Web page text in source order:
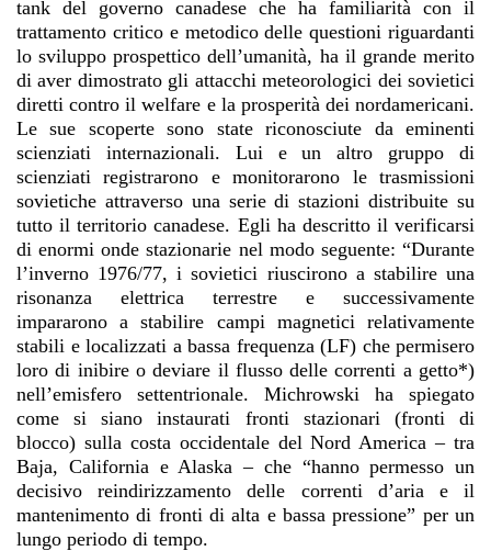
tank del governo canadese che ha familiarità con il
trattamento critico e metodico delle questioni riguardanti
lo sviluppo prospettico dell’umanità, ha il grande merito
di aver dimostrato gli attacchi meteorologici dei sovietici
diretti contro il welfare e la prosperità dei nordamericani.
Le sue scoperte sono state riconosciute da eminenti
scienziati internazionali. Lui e un altro gruppo di
scienziati registrarono e monitorarono le trasmissioni
sovietiche attraverso una serie di stazioni distribuite su
tutto il territorio canadese. Egli ha descritto il verificarsi
di enormi onde stazionarie nel modo seguente: “Durante
l’inverno 1976/77, i sovietici riuscirono a stabilire una
risonanza elettrica terrestre e successivamente
impararono a stabilire campi magnetici relativamente
stabili e localizzati a bassa frequenza (LF) che permisero
loro di inibire o deviare il flusso delle correnti a getto*)
nell’emisfero settentrionale. Michrowski ha spiegato
come si siano instaurati fronti stazionari (fronti di
blocco) sulla costa occidentale del Nord America – tra
Baja, California e Alaska – che “hanno permesso un
decisivo reindirizzamento delle correnti d’aria e il
mantenimento di fronti di alta e bassa pressione” per un
lungo periodo di tempo.